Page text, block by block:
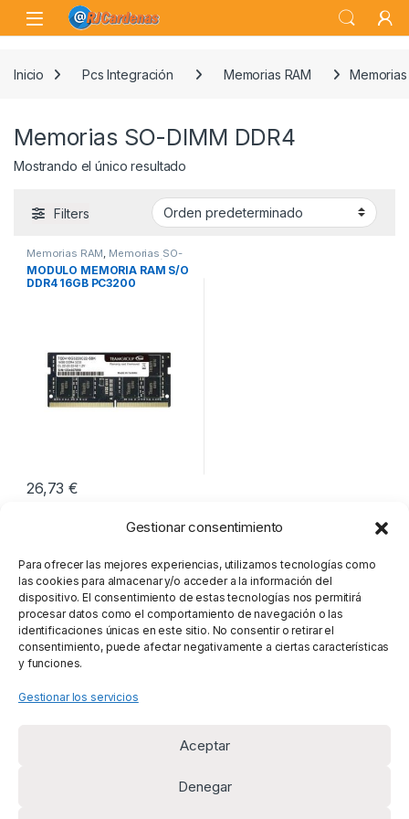
Gestionar consentimiento
Para ofrecer las mejores experiencias, utilizamos tecnologías como
las cookies para almacenar y/o acceder a la información del
dispositivo. El consentimiento de estas tecnologías nos permitirá
procesar datos como el comportamiento de navegación o las
identificaciones únicas en este sitio. No consentir o retirar el
consentimiento, puede afectar negativamente a ciertas características
y funciones.
Gestionar los servicios
Aceptar
Denegar
Skip to navigation
Skip to content
Open
Inicio Pcs Integración Memorias RAM
Memorias SO-DIMM DDR4
Mostrando el único resultado
Filters
Memorias RAM, Memorias SO-
DIMM DDR4 ,Pcs Integración
MODULO MEMORIA RAM S/O
DDR4 16GB PC3200
26,73€
Mostrando el único resultado